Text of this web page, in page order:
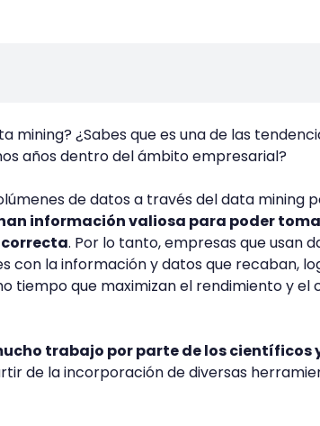
mining? ¿Sabes que es una de las
años dentro del ámbito empresarial?
de datos a través del data mining
información valiosa para poder
. Por lo tanto, empresas que usan
con la información y datos que recaban,
tiempo que maximizan el rendimiento y el
trabajo por parte de los científicos
de la incorporación de diversas